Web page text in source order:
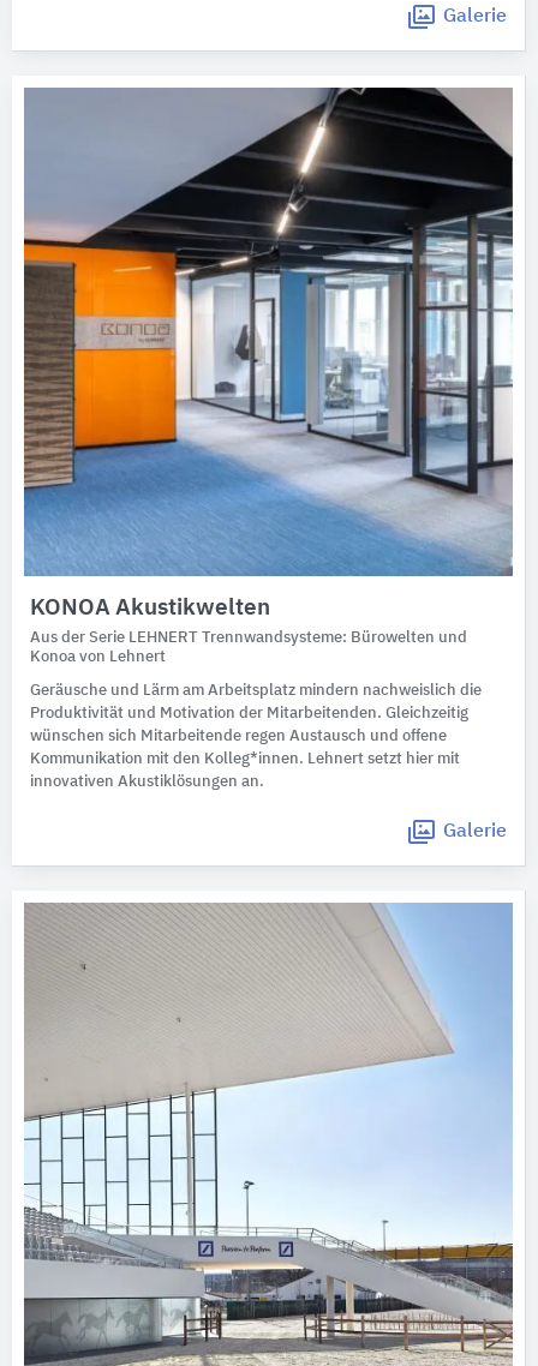
Galerie
KONOA Akustikwelten
Aus der Serie LEHNERT Trennwandsysteme: Bürowelten und
Konoa von Lehnert
Geräusche und Lärm am Arbeitsplatz mindern nachweislich die
Produktivität und Motivation der Mitarbeitenden. Gleichzeitig
wünschen sich Mitarbeitende regen Austausch und offene
Kommunikation mit den Kolleg*innen. Lehnert setzt hier mit
innovativen Akustiklösungen an.
Galerie